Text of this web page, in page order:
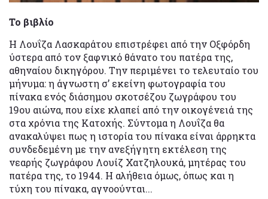
Το βιβλίο
Η Λουΐζα Λασκαράτου επιστρέφει από την Οξφόρδη
ύστερα από τον ξαφνικό θάνατο του πατέρα της,
αθηναίου δικηγόρου. Την περιμένει το τελευταίο του
μήνυμα: η άγνωστη σ’ εκείνη φωτογραφία του
πίνακα ενός διάσημου σκοτσέζου ζωγράφου του
19ου αιώνα, που είχε κλαπεί από την οικογένειά της
στα χρόνια της Κατοχής. Σύντομα η Λουΐζα θα
ανακαλύψει πως η ιστορία του πίνακα είναι άρρηκτα
συνδεδεμένη με την ανεξήγητη εκτέλεση της
νεαρής ζωγράφου Λουίζ Χατζηλουκά, μητέρας του
πατέρα της, το 1944. Η αλήθεια όμως, όπως και η
τύχη του πίνακα, αγνοούνται...